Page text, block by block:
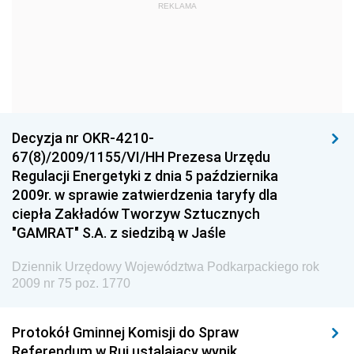
Dziennik Urzędowy Ministra Pracy i Polityki
Społecznej
Dziennik Urzędowy Ministra Spraw Zagranicznych
Dziennik Urzędowy Urzędu Lotnictwa Cywilnego
Dziennik Urzędowy Komisji Nadzoru Finansowego
Dziennik Urzędowy Ministerstwa Hutnictwa i
Przemysłu Maszynowego
Społecznej
Dziennik Urzędowy Ministerstwa Rolnictwa, Leśnictwa
REKLAMA
Decyzja nr OKR-4210-
67(8)/2009/1155/VI/HH Prezesa Urzędu
Regulacji Energetyki z dnia 5 października
2009r. w sprawie zatwierdzenia taryfy dla
ciepła Zakładów Tworzyw Sztucznych
"GAMRAT" S.A. z siedzibą w Jaśle
Dziennik Urzędowy Województwa Podkarpackiego rok
2009 nr 75 poz. 1770
Protokół Gminnej Komisji do Spraw